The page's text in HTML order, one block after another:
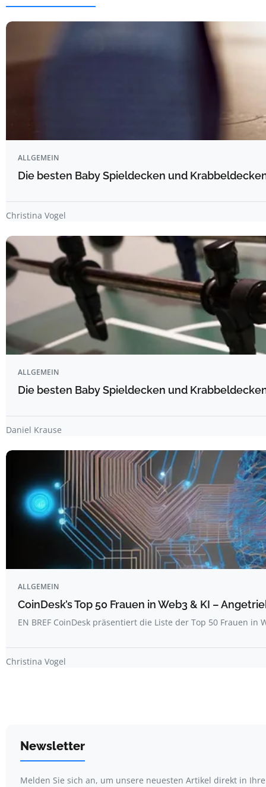
ALLGEMEIN
Die besten Baby Spieldecken und
Christina Vogel
ALLGEMEIN
Die besten Baby Spieldecken und
Daniel Krause
ALLGEMEIN
CoinDesk’s Top 50 Frauen in Web3 & KI –
EN BREF CoinDesk präsentiert die Liste der Top 50 Frauen in
Christina Vogel
Newsletter
Melden Sie sich an, um unsere neuesten Artikel direkt in